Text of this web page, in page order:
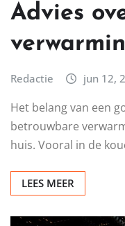
Advies
Redactie jun 12,
Het belang van een
betrouwbare
huis. Vooral in de
LEES MEER